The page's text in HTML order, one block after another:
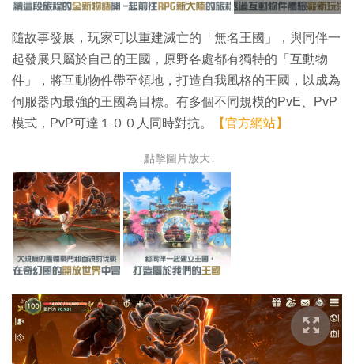
隨故事發展，玩家可以重建滅亡的「無名王國」，與同伴一
起發展只屬於自己的王國，原野各處都有獨特的「互動物
件」，將互動物件帶至領地，打造自我風格的王國，以成為
伺服器內最強的王國為目標。有多個不同規模的PvE、PvP
模式，PvP可達１００人同時對抗。
【官方網站】
↓點擊圖片放大↓